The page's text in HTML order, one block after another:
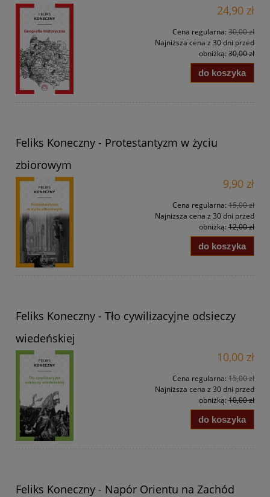
24,90 zł
Cena regularna: 30,00 zł
Najniższa cena z 30 dni przed
obniżką: 30,00 zł
do koszyka
Feliks Koneczny - Protestantyzm w życiu
zbiorowym
9,90 zł
Cena regularna: 15,00 zł
Najniższa cena z 30 dni przed
obniżką: 12,00 zł
do koszyka
Feliks Koneczny - Tło cywilizacyjne odsieczy
wiedeńskiej
10,00 zł
Cena regularna: 15,00 zł
Najniższa cena z 30 dni przed
obniżką: 10,00 zł
do koszyka
Feliks Koneczny - Napór Orientu na Zachód